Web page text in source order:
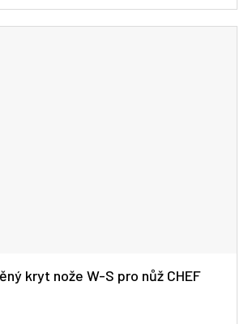
kryt nože W-S pro nůž CHEF